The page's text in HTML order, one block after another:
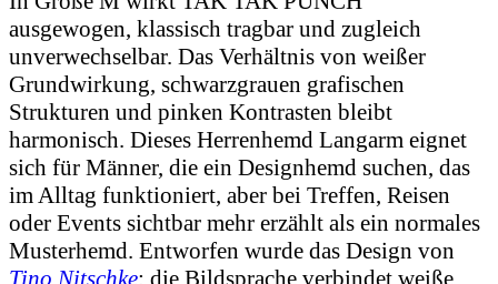
ausgewogen, klassisch tragbar und zugleich
unverwechselbar. Das Verhältnis von weißer
Grundwirkung, schwarzgrauen grafischen
Strukturen und pinken Kontrasten bleibt
harmonisch. Dieses Herrenhemd Langarm eignet
sich für Männer, die ein Designhemd suchen, das
im Alltag funktioniert, aber bei Treffen, Reisen
oder Events sichtbar mehr erzählt als ein normales
Musterhemd. Entworfen wurde das Design von
Tino Nitschke ; die Bildsprache verbindet weiße